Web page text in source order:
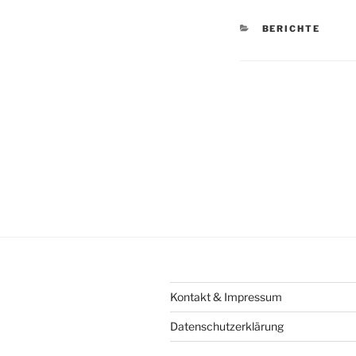
KATEGORIEN
BERICHTE
Kontakt & Impressum
Datenschutzerklärung